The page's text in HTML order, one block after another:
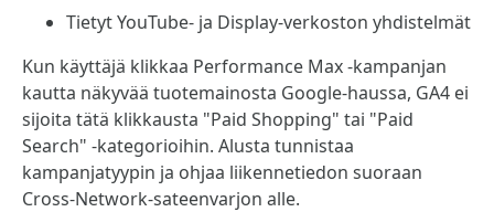
Tietyt YouTube- ja Display-verkoston yhdistelmät
Kun käyttäjä klikkaa Performance Max -kampanjan
kautta näkyvää tuotemainosta Google-haussa, GA4 ei
sijoita tätä klikkausta "Paid Shopping" tai "Paid
Search" -kategorioihin. Alusta tunnistaa
kampanjatyypin ja ohjaa liikennetiedon suoraan
Cross-Network-sateenvarjon alle.